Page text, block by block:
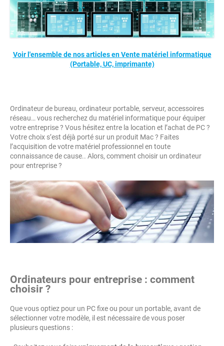
Voir l'ensemble de nos articles en Vente matériel informatique
(Portable, UC, imprimante)
Ordinateur de bureau, ordinateur portable, serveur, accessoires
réseau… vous recherchez du matériel informatique pour équiper
votre entreprise ? Vous hésitez entre la location et l’achat de PC ?
Votre choix s’est déjà porté sur un produit Mac ? Faites
l’acquisition de votre matériel professionnel en toute
connaissance de cause.. Alors, comment choisir un ordinateur
pour entreprise ?
Ordinateurs pour entreprise : comment
choisir ?
Que vous optiez pour un PC fixe ou pour un portable, avant de
sélectionner votre modèle, il est nécessaire de vous poser
plusieurs questions :